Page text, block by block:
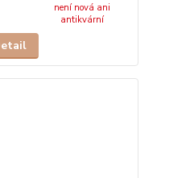
není nová ani
antikvární